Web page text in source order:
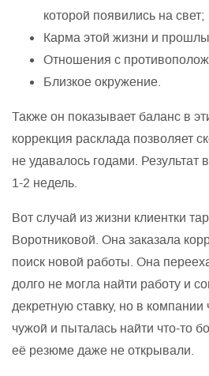
которой появились на свет;
Карма этой жизни и
Отношения с
Близкое окружение.
Также он показывает баланс в
коррекция расклада позволяет
не удавалось годами. Результат
1-2 недель.
Вот случай из жизни клиентки
Воротниковой. Она заказала
поиск новой работы. Она
долго не могла найти работу и
декретную ставку, но в компании
чужой и пыталась найти что-то
её резюме даже не открывали.